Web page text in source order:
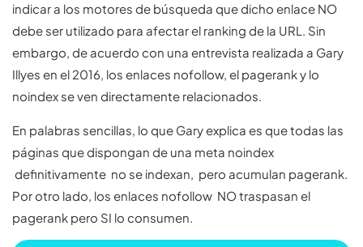
indicar a los motores de búsqueda que dicho enlace NO
debe ser utilizado para afectar el ranking de la URL. Sin
embargo, de acuerdo con una entrevista realizada a Gary
Illyes en el 2016, los enlaces nofollow, el pagerank y lo
noindex se ven directamente relacionados.
En palabras sencillas, lo que Gary explica es que todas las
páginas que dispongan de una meta noindex
definitivamente no se indexan, pero acumulan pagerank.
Por otro lado, los enlaces nofollow NO traspasan el
pagerank pero SI lo consumen.